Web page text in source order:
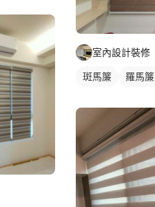
室內設計裝修
斑馬簾 羅馬簾